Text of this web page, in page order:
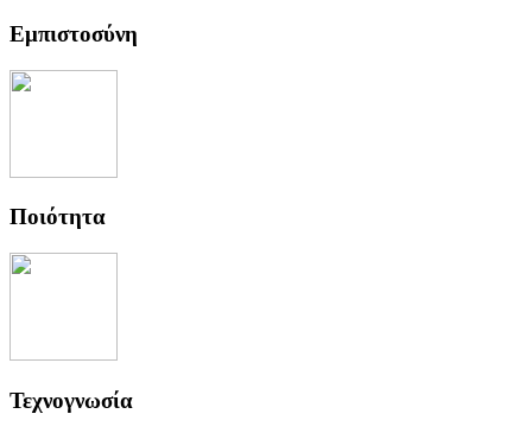
Εμπιστοσύνη
Ποιότητα
Τεχνογνωσία